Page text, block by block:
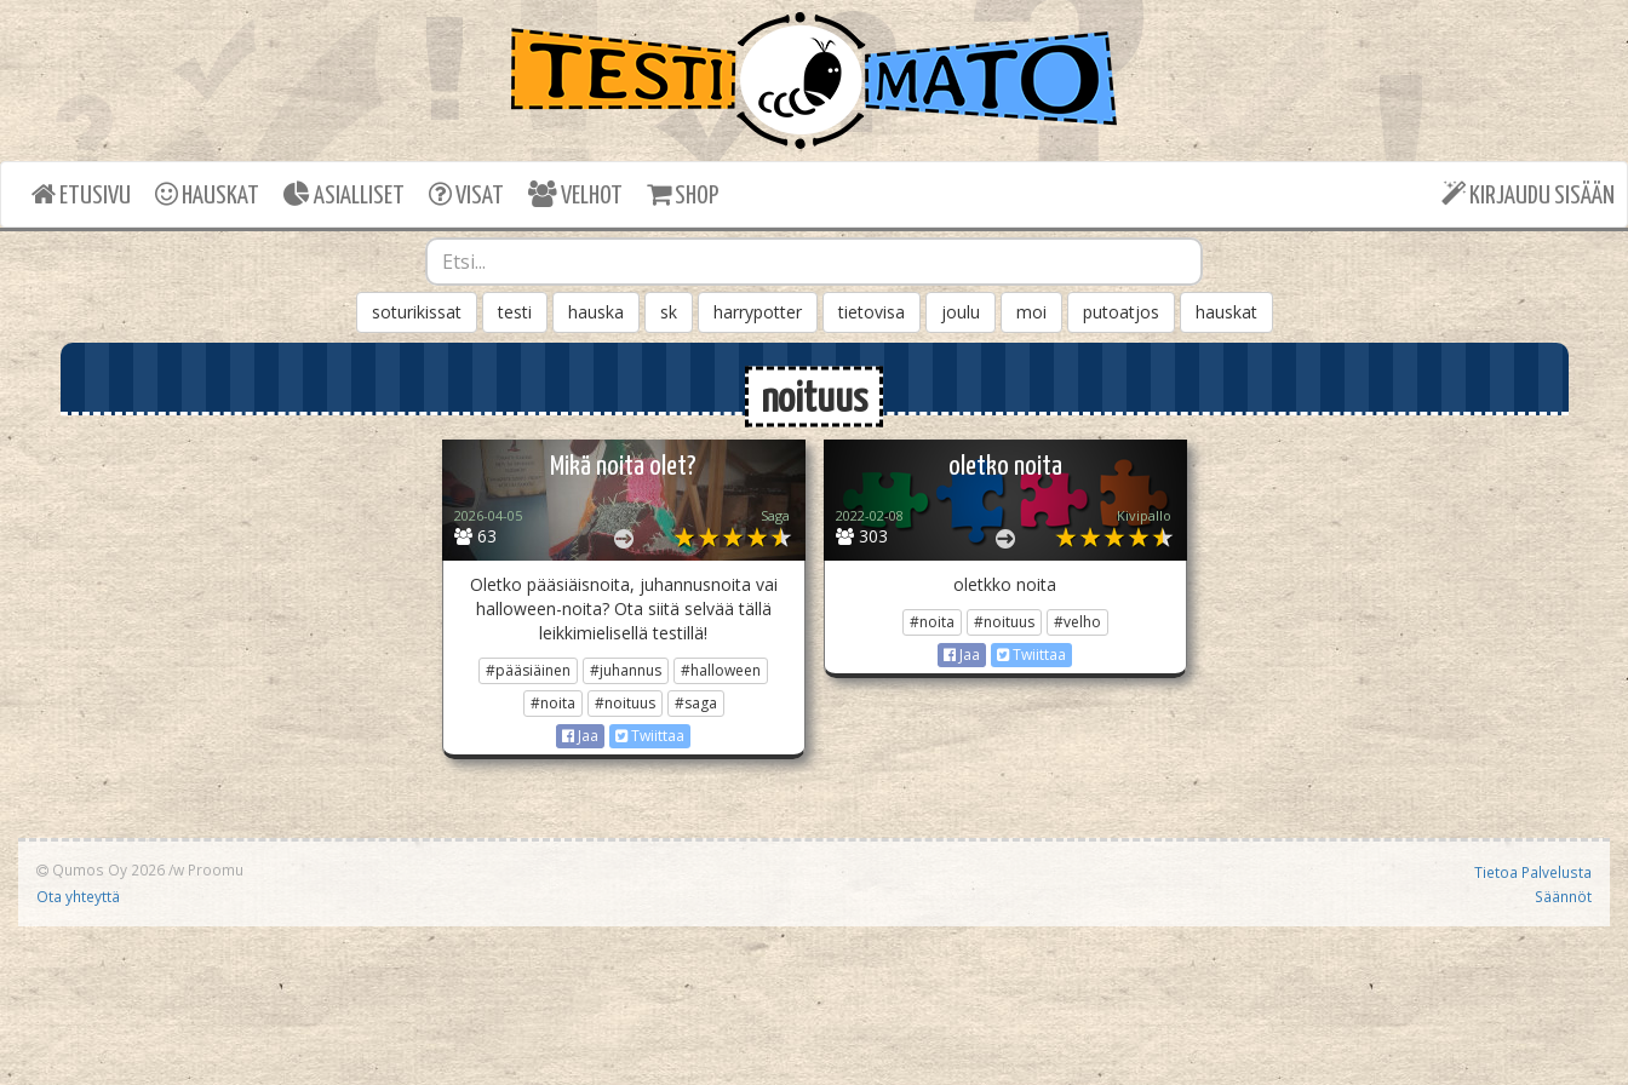
ETUSIVU HAUSKAT ASIALLISET VISAT VELHOT SHOP KIRJAUDU SISÄÄN
soturikissat testi hauska sk harrypotter tietovisa joulu moi putoatjos hauskat
noituus
Mikä noita olet?
63
2026-04-05 Saga
Oletko pääsiäisnoita, juhannusnoita vai
halloween-noita? Ota siitä selvää tällä
leikkimielisellä testillä!
#pääsiäinen #juhannus
#halloween
#noita
#noituus
#saga
Jaa
Twiittaa
oletko noita
303
2022-02-08 Kivipallo
oletkko noita
#noita #noituus
#velho
Jaa
Twiittaa
Qumos Oy 2026/w Proomu
Ota yhteyttä
Tietoa Palvelusta
Säännöt